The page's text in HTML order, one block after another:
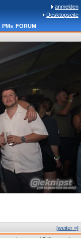
anmelden
Desktopseite
PMs FORUM
[weiter »]